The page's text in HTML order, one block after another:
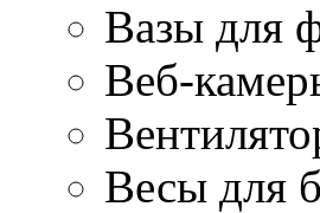
Вазы для
Веб-
Весы для